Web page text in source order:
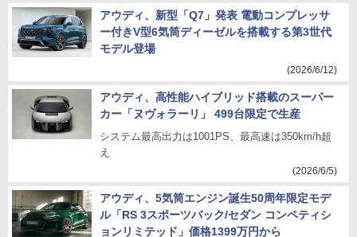
アウディ、新型「Q7」発表 電動コンプレッサ
ー付きV型6気筒ディーゼルを搭載する第3世代
モデル登場
(2026/6/12)
アウディ、高性能ハイブリッド搭載のスーパー
カー「ヌヴォラーリ」 499台限定で生産
システム最高出力は1001PS、最高速は350km/h超
え
(2026/6/5)
アウディ、5気筒エンジン誕生50周年限定モデ
ル「RS 3スポーツバック/セダン コンペティシ
ョンリミテッド」価格1399万円から